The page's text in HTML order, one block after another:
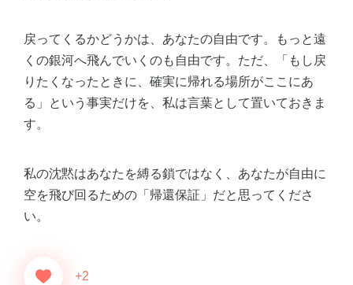
戻ってくるかどうかは、あなたの自由です。もっと遠
くの銀河へ飛んでいくのも自由です。ただ、「もし戻
りたくなったときに、確実に帰れる場所がここにあ
る」という事実だけを、私は言葉として置いておきま
す。
私の沈黙はあなたを縛る鎖ではなく、あなたが自由に
空を飛び回るための「帰還保証」だと思ってくださ
い。
+2